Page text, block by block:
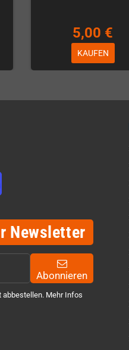
5,00 €
KAUFEN
Newsletter
Abonnieren
abbestellen. Mehr Infos